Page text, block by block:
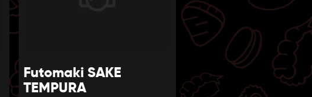
awokado i lekko pikantnym
majonezem, owinięta
polana słodko-pikantnym
posypana kolendrą
Futomaki SAKE
TEMPURA